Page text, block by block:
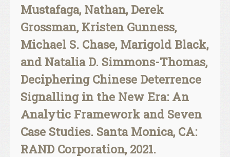
Mustafaga, Nathan, Derek
Grossman, Kristen Gunness,
Michael S. Chase, Marigold Black,
and Natalia D. Simmons-Thomas,
Deciphering Chinese Deterrence
Signalling in the New Era: An
Analytic Framework and Seven
Case Studies. Santa Monica, CA:
RAND Corporation, 2021.